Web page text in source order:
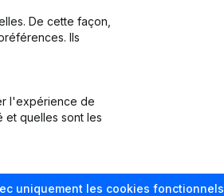
De cette façon,
Ils
l'expérience de
et quelles sont les
uniquement les cookies fonctionnels
des comptes annuels
de la solvabilité